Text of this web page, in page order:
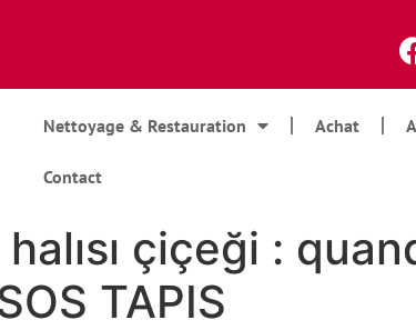
Nettoyage & Restauration Achat
Contact
çiçeği :
TAPIS